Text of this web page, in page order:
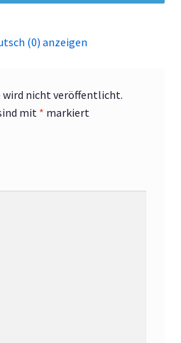
(0) anzeigen
wird nicht veröffentlicht.
mit * markiert